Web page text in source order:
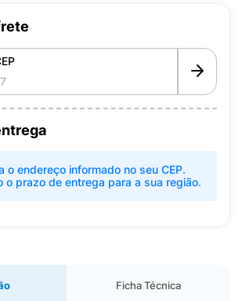
o endereço informado no seu CEP.
o prazo de entrega para a sua região.
Ficha Técnica